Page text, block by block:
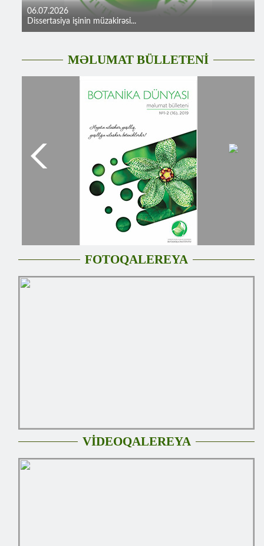
06.07.2026
Dissertasiya işinin müzakirəsi...
MƏLUMAT BÜLLETENİ
FOTOQALEREYA
VİDEOQALEREYA